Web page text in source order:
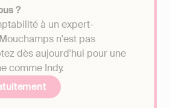
?
à un expert-
n'est pas
dès aujourd'hui pour une
comme Indy.